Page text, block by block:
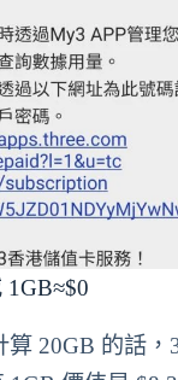
1GB≈$0
算 20GB 的話